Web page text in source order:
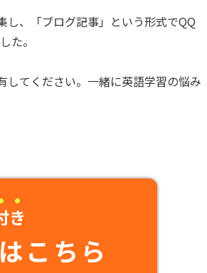
し、「ブログ記事」という形式でQQ
た。
してください。一緒に英語学習の悩み
き
こちら